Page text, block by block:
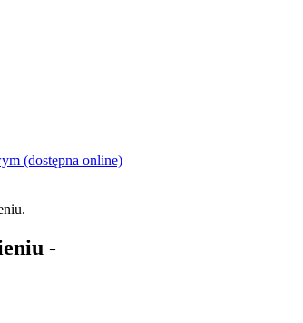
(dostępna online)
-